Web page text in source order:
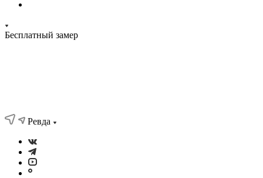
Бесплатный замер
Ревда